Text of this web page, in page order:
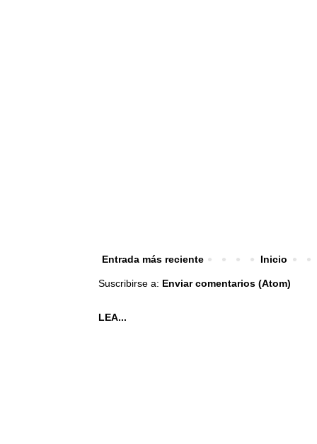
Entrada más reciente Inicio
Suscribirse a: Enviar comentarios (Atom)
LEA...